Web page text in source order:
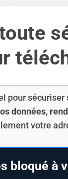
pour
données,
votre
bloqué à